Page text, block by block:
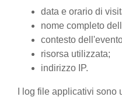
data e orario di
nome completo
contesto
risorsa utilizzata;
indirizzo IP.
I log file applicativi